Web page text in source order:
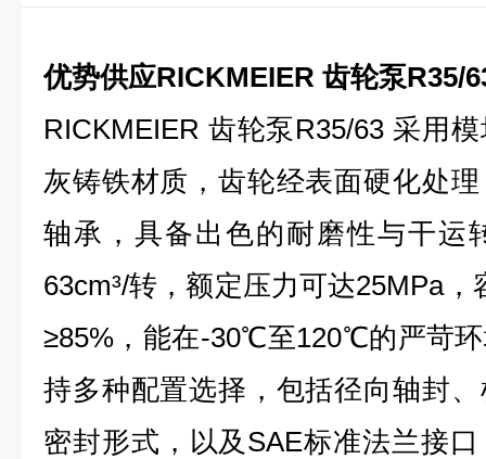
优势供应RICKMEIER 齿轮泵R35/
RICKMEIER 齿轮泵R35/63 采用
灰铸铁材质，齿轮经表面硬化处
轴承，具备出色的耐磨性与干运
63cm³/转，额定压力可达25MPa
≥85%，能在-30℃至120℃的严苛
持多种配置选择，包括径向轴封
密封形式，以及SAE标准法兰接